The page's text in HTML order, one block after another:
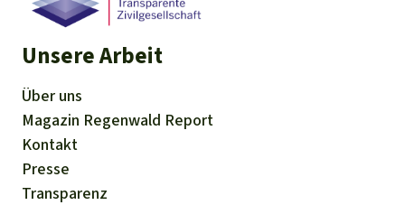
Unsere Arbeit
Über uns
Magazin Regenwald Report
Kontakt
Presse
Transparenz